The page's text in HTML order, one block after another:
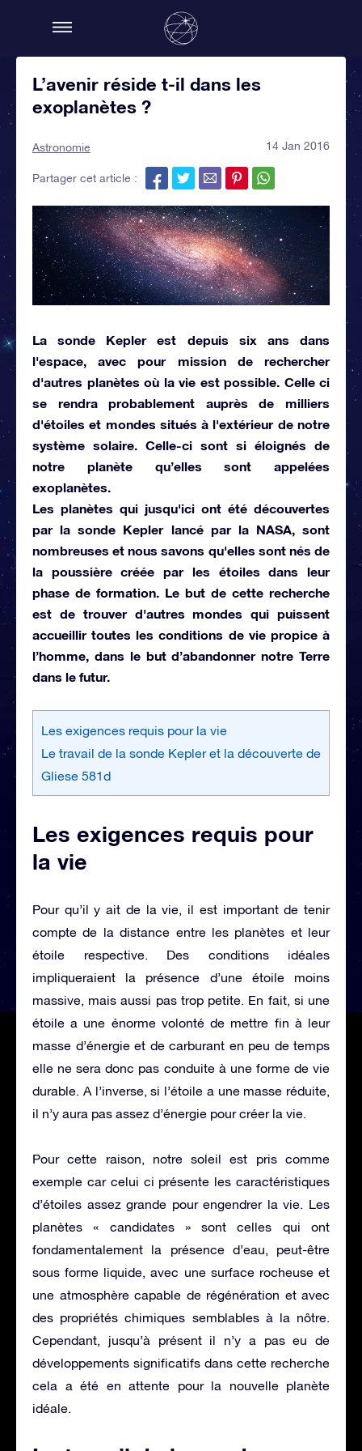
L’avenir réside t-il dans les
exoplanètes ?
Astronomie 14 Jan 2016
Partager cet article :
La sonde Kepler est depuis six ans dans
l'espace, avec pour mission de rechercher
d'autres planètes où la vie est possible. Celle ci
se rendra probablement auprès de milliers
d'étoiles et mondes situés à l'extérieur de notre
système solaire. Celle-ci sont si éloignés de
notre planète qu’elles sont appelées
exoplanètes.
Les planètes qui jusqu'ici ont été découvertes
par la sonde Kepler lancé par la NASA, sont
nombreuses et nous savons qu'elles sont nés de
la poussière créée par les étoiles dans leur
phase de formation. Le but de cette recherche
est de trouver d'autres mondes qui puissent
accueillir toutes les conditions de vie propice à
l’homme, dans le but d’abandonner notre Terre
dans le futur.
Les exigences requis pour la vie
Le travail de la sonde Kepler et la découverte de
Gliese 581d
Les exigences requis pour
la vie
Pour qu’il y ait de la vie, il est important de tenir
compte de la distance entre les planètes et leur
étoile respective. Des conditions idéales
impliqueraient la présence d’une étoile moins
massive, mais aussi pas trop petite. En fait, si une
étoile a une énorme volonté de mettre fin à leur
masse d’énergie et de carburant en peu de temps
elle ne sera donc pas conduite à une forme de vie
durable. A l’inverse, si l’étoile a une masse réduite,
il n’y aura pas assez d’énergie pour créer la vie.
Pour cette raison, notre soleil est pris comme
exemple car celui ci présente les caractéristiques
d’étoiles assez grande pour engendrer la vie. Les
planètes « candidates » sont celles qui ont
fondamentalement la présence d’eau, peut-être
sous forme liquide, avec une surface rocheuse et
une atmosphère capable de régénération et avec
des propriétés chimiques semblables à la nôtre.
Cependant, jusqu’à présent il n’y a pas eu de
développements significatifs dans cette recherche
cela a été en attente pour la nouvelle planète
idéale.